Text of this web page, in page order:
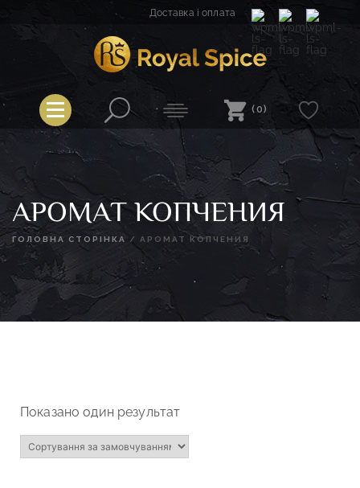
Доставка і оплата
Royal Spice
(0)
АРОМАТ КОПЧЕНИЯ
ГОЛОВНА СТОРІНКА / АРОМАТ КОПЧЕНИЯ
Показано один результат